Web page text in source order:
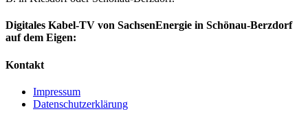
Digitales Kabel-TV von SachsenEnergie in Schönau-Berzdorf
auf dem Eigen:
Kontakt
Impressum
Datenschutzerklärung